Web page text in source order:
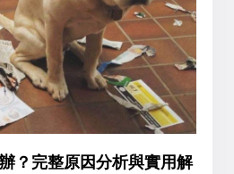
？完整原因分析與實用解